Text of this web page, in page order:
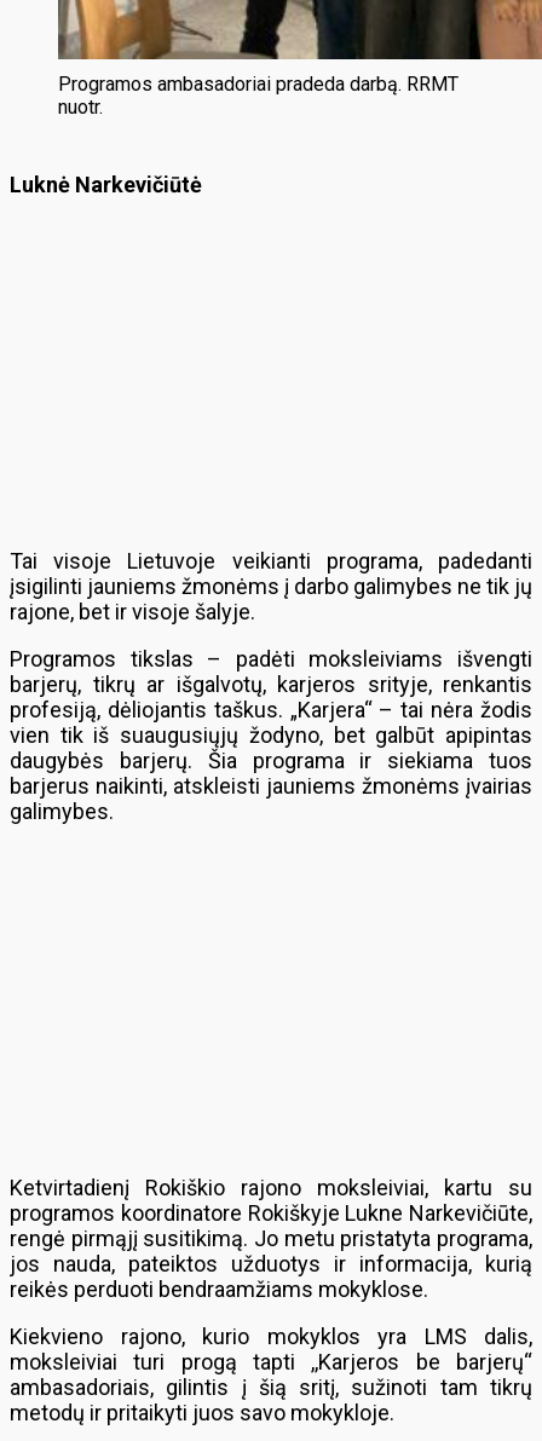
Programos ambasadoriai pradeda darbą. RRMT
nuotr.
Luknė Narkevičiūtė
Tai visoje Lietuvoje veikianti programa, padedanti
įsigilinti jauniems žmonėms į darbo galimybes ne tik jų
rajone, bet ir visoje šalyje.
Programos tikslas – padėti moksleiviams išvengti
barjerų, tikrų ar išgalvotų, karjeros srityje, renkantis
profesiją, dėliojantis taškus. „Karjera“ – tai nėra žodis
vien tik iš suaugusiųjų žodyno, bet galbūt apipintas
daugybės barjerų. Šia programa ir siekiama tuos
barjerus naikinti, atskleisti jauniems žmonėms įvairias
galimybes.
Ketvirtadienį Rokiškio rajono moksleiviai, kartu su
programos koordinatore Rokiškyje Lukne Narkevičiūte,
rengė pirmąjį susitikimą. Jo metu pristatyta programa,
jos nauda, pateiktos užduotys ir informacija, kurią
reikės perduoti bendraamžiams mokyklose.
Kiekvieno rajono, kurio mokyklos yra LMS dalis,
moksleiviai turi progą tapti ,,Karjeros be barjerų“
ambasadoriais, gilintis į šią sritį, sužinoti tam tikrų
metodų ir pritaikyti juos savo mokykloje.